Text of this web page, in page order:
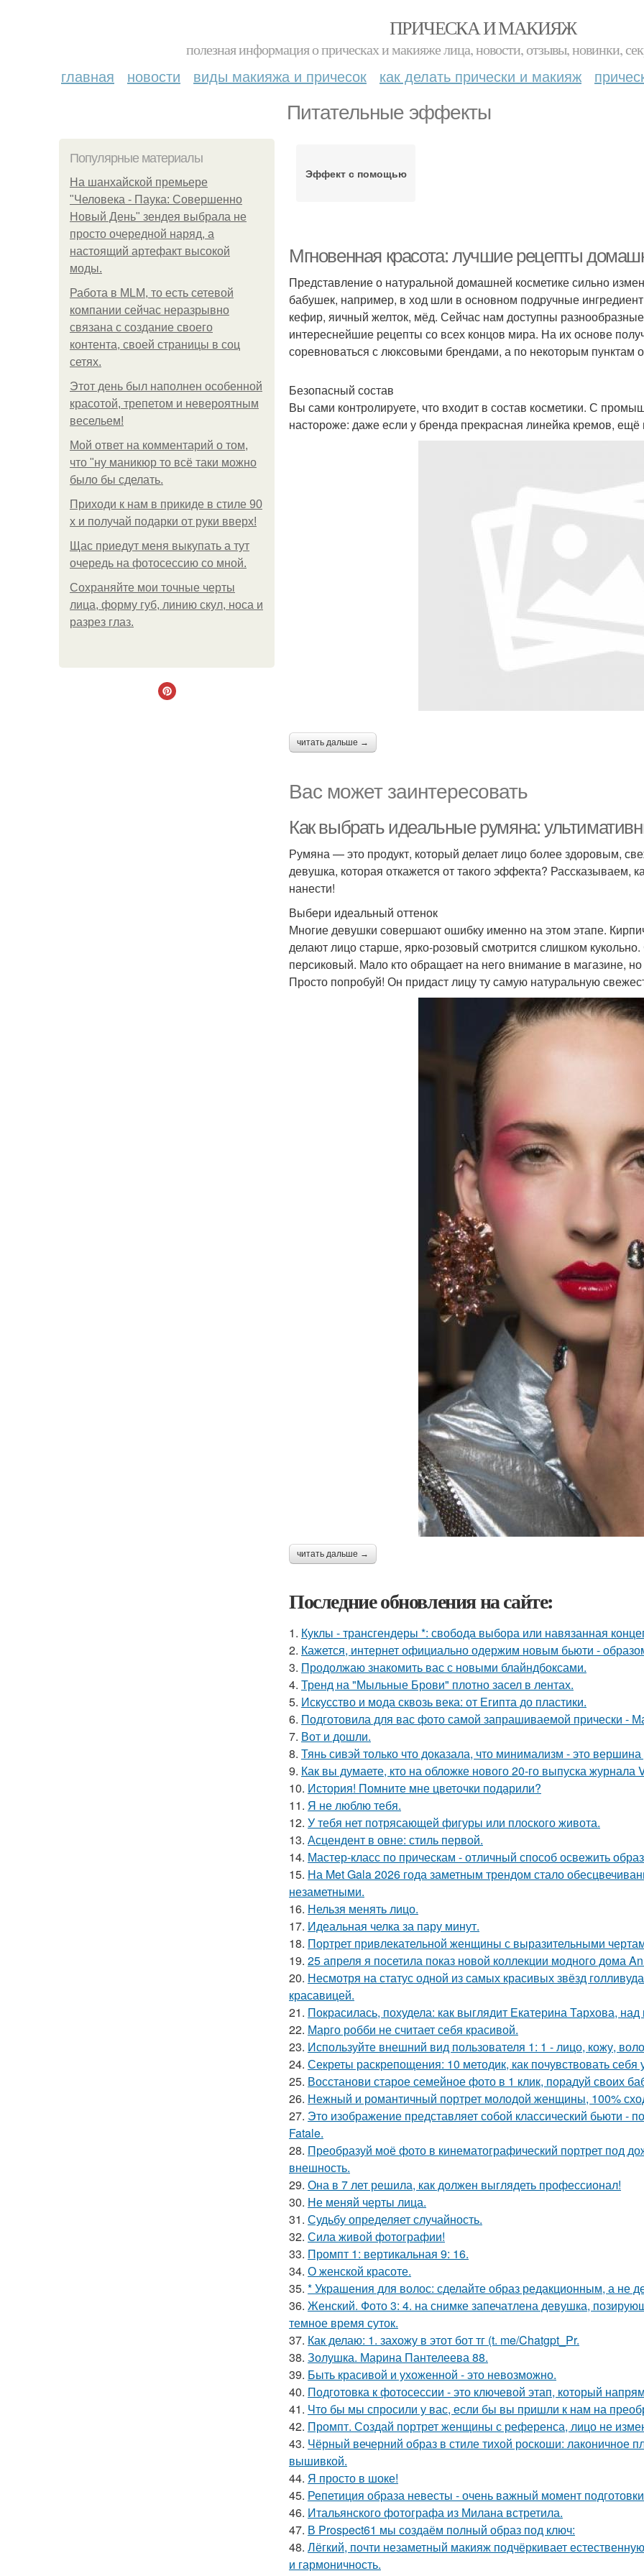
ПРИЧЕСКА И МАКИЯЖ
полезная информация о прическах и макияже лица, новости, отзывы, новинки,
главная новости виды макияжа и причесок как делать прически и макияж
Питательные эффекты
Популярные материалы
На шанхайской премьере
"Человека - Паука: Совершенно
Новый День" зендея выбрала не
просто очередной наряд, а
настоящий артефакт высокой
моды.
Работа в MLM, то есть сетевой
компании сейчас неразрывно
связана с создание своего
контента, своей страницы в соц
сетях.
Этот день был наполнен особенной
красотой, трепетом и невероятным
весельем!
Мой ответ на комментарий о том,
что "ну маникюр то всё таки можно
было бы сделать.
Приходи к нам в прикиде в стиле 90
х и получай подарки от руки вверх!
Щас приедут меня выкупать а тут
очередь на фотосессию со мной.
Сохраняйте мои точные черты
лица, форму губ, линию скул, носа и
разрез глаз.
Эффект с помощью
Мгновенная красота: лучшие рецепты
Представление о натуральной домашней косметике сильно
бабушек, например, в ход шли в основном подручные
кефир, яичный желток, мёд. Сейчас нам доступны
интереснейшие рецепты со всех концов мира. На их основе
соревноваться с люксовыми брендами, а по некоторым пунктам
Безопасный состав
Вы сами контролируете, что входит в состав косметики. С
настороже: даже если у бренда прекрасная линейка кремов,
читать дальше →
Вас может заинтересовать
Как выбрать идеальные румяна:
Румяна — это продукт, который делает лицо более здоровым,
девушка, которая откажется от такого эффекта? Рассказываем,
нанести!
Выбери идеальный оттенок
Многие девушки совершают ошибку именно на этом этапе.
делают лицо старше, ярко-розовый смотрится слишком
персиковый. Мало кто обращает на него внимание в магазине,
Просто попробуй! Он придаст лицу ту самую натуральную
читать дальше →
Последние обновления на сайте:
1. Куклы - трансгендеры *: свобода выбора или навязанная
2. Кажется, интернет официально одержим новым бьюти -
3. Продолжаю знакомить вас с новыми блайндбоксами.
4. Тренд на "Мыльные Брови" плотно засел в лентах.
5. Искусство и мода сквозь века: от Египта до пластики.
6. Подготовила для вас фото самой запрашиваемой прически -
7. Вот и дошли.
8. Тянь сивэй только что доказала, что минимализм - это
9. Как вы думаете, кто на обложке нового 20-го выпуска журнала
10. История! Помните мне цветочки подарили?
11. Я не люблю тебя.
12. У тебя нет потрясающей фигуры или плоского живота.
13. Асцендент в овне: стиль первой.
14. Мастер-класс по прическам - отличный способ освежить
15. На Met Gala 2026 года заметным трендом стало
незаметными.
16. Нельзя менять лицо.
17. Идеальная челка за пару минут.
18. Портрет привлекательной женщины с выразительными
19. 25 апреля я посетила показ новой коллекции модного дома
20. Несмотря на статус одной из самых красивых звёзд
красавицей.
21. Покрасилась, похудела: как выглядит Екатерина Тархова,
22. Марго робби не считает себя красивой.
23. Используйте внешний вид пользователя 1: 1 - лицо, кожу,
24. Секреты раскрепощения: 10 методик, как почувствовать
25. Восстанови старое семейное фото в 1 клик, порадуй своих
26. Нежный и романтичный портрет молодой женщины, 100%
27. Это изображение представляет собой классический бьюти -
Fatale.
28. Преобразуй моё фото в кинематографический портрет под
внешность.
29. Она в 7 лет решила, как должен выглядеть профессионал!
30. Не меняй черты лица.
31. Судьбу определяет случайность.
32. Сила живой фотографии!
33. Промпт 1: вертикальная 9: 16.
34. О женской красоте.
35. * Украшения для волос: сделайте образ редакционным, а не
36. Женский. Фото 3: 4. на снимке запечатлена девушка,
темное время суток.
37. Как делаю: 1. захожу в этот бот тг (t. me/Chatgpt_Pr.
38. Золушка. Марина Пантелеева 88.
39. Быть красивой и ухоженной - это невозможно.
40. Подготовка к фотосессии - это ключевой этап, который
41. Что бы мы спросили у вас, если бы вы пришли к нам на
42. Промпт. Создай портрет женщины с референса, лицо не
43. Чёрный вечерний образ в стиле тихой роскоши: лаконичное
вышивкой.
44. Я просто в шоке!
45. Репетиция образа невесты - очень важный момент
46. Итальянского фотографа из Милана встретила.
47. В Prospect61 мы создаём полный образ под ключ:
48. Лёгкий, почти незаметный макияж подчёркивает
и гармоничность.